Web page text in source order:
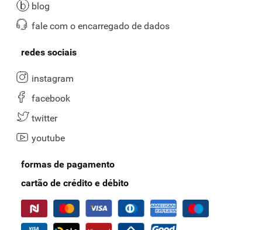
blog
fale com o encarregado de dados
redes sociais
instagram
facebook
twitter
youtube
formas de pagamento
cartão de crédito e débito